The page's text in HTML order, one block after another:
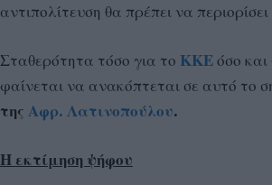
αντιπολίτευση θα πρέπει να
Σταθερότητα τόσο για το ΚΚΕόσο και
φαίνεται να ανακόπτεται σε αυτό το
της Αφρ. Λατινοπούλου.
Η εκτίμηση ψήφου